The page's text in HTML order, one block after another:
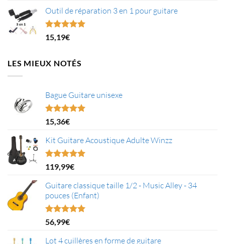
était :
16,52€.
est :
Outil de réparation 3 en 1 pour guitare
Note5.00
sur 5
15,19€
LES MIEUX NOTÉS
Bague Guitare unisexe
Note5.00
sur 5
15,36€
Kit Guitare Acoustique Adulte Winzz
Note5.00
sur 5
119,99€
Guitare classique taille 1/2 - Music Alley - 34
pouces (Enfant)
Note5.00
sur 5
56,99€
Lot 4 cuillères en forme de guitare